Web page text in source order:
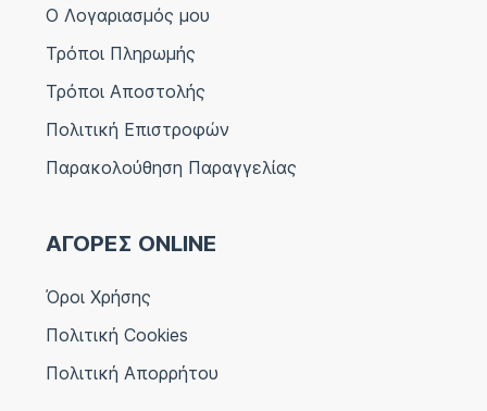
Ο Λογαριασμός μου
Τρόποι Πληρωμής
Τρόποι Αποστολής
Πολιτική Επιστροφών
Παρακολούθηση Παραγγελίας
ΑΓΟΡΕΣ ONLINE
Όροι Χρήσης
Πολιτική Cookies
Πολιτική Απορρήτου